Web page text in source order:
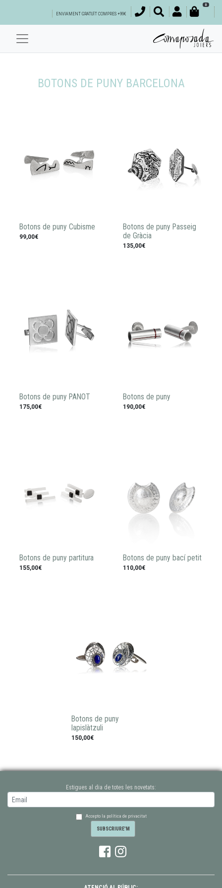
ENVIAMENT GRATUÏT COMPRES +99€
0
BOTONS DE PUNY BARCELONA
Botons de puny Cubisme
99,00€
Botons de puny Passeig
de Gràcia
135,00€
Botons de puny PANOT
175,00€
Botons de puny
190,00€
Botons de puny partitura
155,00€
Botons de puny bací petit
110,00€
Botons de puny
lapislàtzuli
150,00€
Estigues al dia de totes les novetats:
Accepto la política de privacitat